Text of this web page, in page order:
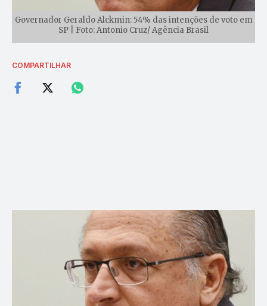
Governador Geraldo Alckmin: 54% das intenções de voto em
SP | Foto: Antonio Cruz/ Agência Brasil
COMPARTILHAR